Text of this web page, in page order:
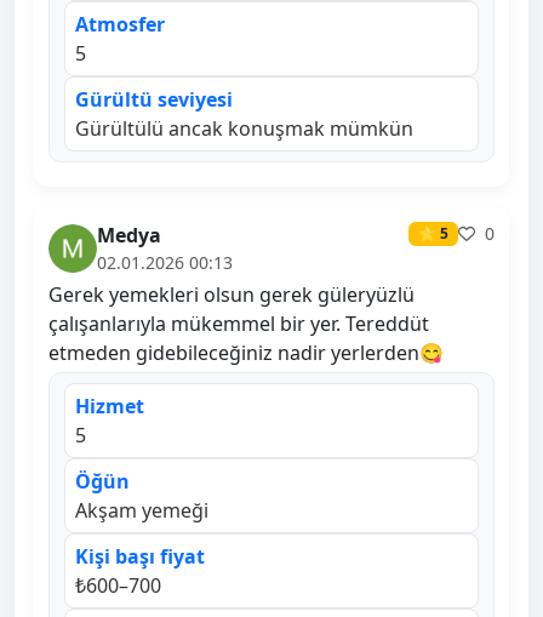
Atmosfer
5
Gürültü seviyesi
Gürültülü ancak konuşmak mümkün
Medya ⭐ 5
0
02.01.2026 00:13
Gerek yemekleri olsun gerek güleryüzlü
çalışanlarıyla mükemmel bir yer. Tereddüt
etmeden gidebileceğiniz nadir yerlerden😋
Hizmet
5
Öğün
Akşam yemeği
Kişi başı fiyat
₺600–700